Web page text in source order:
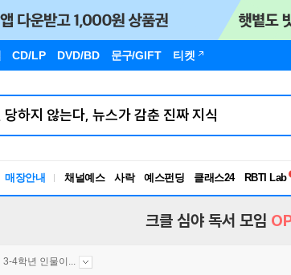
CD/LP DVD/BD 문구/GIFT 티켓
매장안내 채널예스 사락 예스펀딩 클래스24
RBTI Lab
독서유형
크클 심야 독서 모임
3-4학년 인물이...